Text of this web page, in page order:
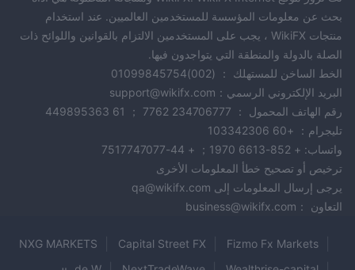
بحث عن معلومات المؤسسة للمستخدمين العالميين. عند استخدام
منتجات WikiFX ، يجب على المستخدمين الالتزام بالقوانين واللوائح ذات
الصلة بالدولة والمنطقة التي يتواجدون فيها.
الخط الساخن للمستهلك ： (002)01099845754
البريد الإلكتروني الرسمي：support@wikifx.com
رقم الهاتف المحمول ： 234706777 7762 ； 61 449895363
تليجرام： +60 103342306
واتساب: + 852-6613 1970； + 44-7517747077
ترخيص أو تصحيح خطأ المعلومات الأخرى
يرجى إرسال المعلومات إلى qa@wikifx.com
التعاون ：business@wikifx.com
Fizmo Fx Markets
Capital Street FX
NXG MARKETS